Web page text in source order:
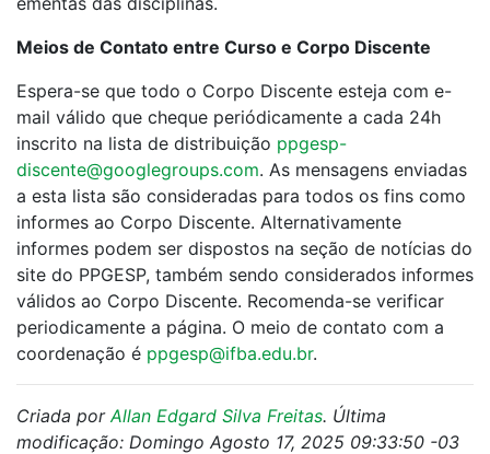
Meios de Contato entre Curso e Corpo Discente
Espera-se que todo o Corpo Discente esteja com e-
mail válido que cheque periódicamente a cada 24h
inscrito na lista de distribuição ppgesp-
discente@googlegroups.com. As mensagens enviadas
a esta lista são consideradas para todos os fins como
informes ao Corpo Discente. Alternativamente
informes podem ser dispostos na seção de notícias do
site do PPGESP, também sendo considerados informes
válidos ao Corpo Discente. Recomenda-se verificar
periodicamente a página. O meio de contato com a
coordenação é ppgesp@ifba.edu.br.
Criada por Allan Edgard Silva Freitas. Última
modificação: Domingo Agosto 17, 2025 09:33:50 -03